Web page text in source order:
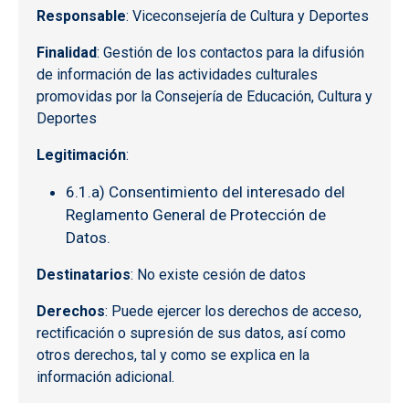
Responsable: Viceconsejería de Cultura y Deportes
Finalidad: Gestión de los contactos para la difusión
de información de las actividades culturales
promovidas por la Consejería de Educación, Cultura y
Deportes
Legitimación:
6.1.a) Consentimiento del interesado del
Reglamento General de Protección de
Datos.
Destinatarios: No existe cesión de datos
Derechos: Puede ejercer los derechos de acceso,
rectificación o supresión de sus datos, así como
otros derechos, tal y como se explica en la
información adicional.